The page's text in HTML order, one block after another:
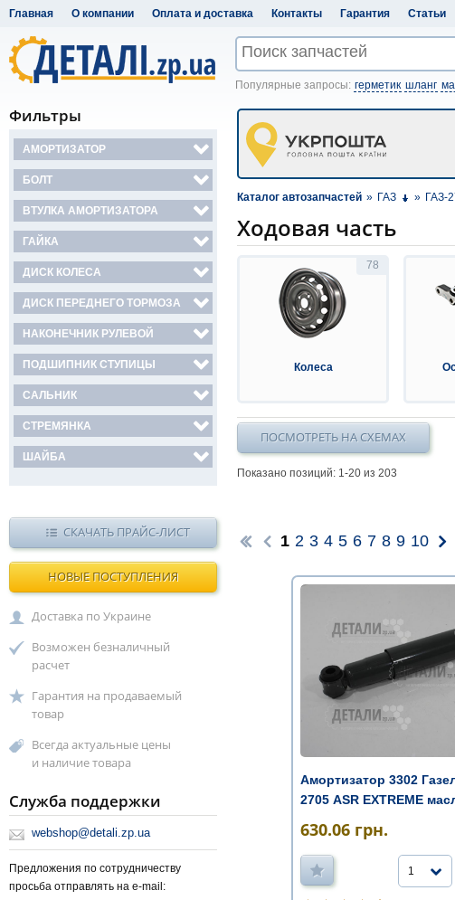
Главная О компании Оплата и доставка Контакты Гарантия Статьи
Популярные запросы: герметик шланг
Каталог автозапчастей » ГАЗ » ГАЗ-
Ходовая часть
78
Колеса
ПОСМОТРЕТЬ НА СХЕМАХ
Показано позиций: 1-20 из 203
1 2 3 4 5 6 7 8 9 10
Амортизатор 3302
2705 ASR EXTREME
630.06 грн.
1
Фильтры
АМОРТИЗАТОР
БОЛТ
ВТУЛКА АМОРТИЗАТОРА
ГАЙКА
ДИСК КОЛЕСА
ДИСК ПЕРЕДНЕГО ТОРМОЗА
НАКОНЕЧНИК РУЛЕВОЙ
ПОДШИПНИК СТУПИЦЫ
САЛЬНИК
СТРЕМЯНКА
ШАЙБА
СКАЧАТЬ ПРАЙС-ЛИСТ
НОВЫЕ ПОСТУПЛЕНИЯ
Доставка по Украине
Возможен безналичный
расчет
Гарантия на продаваемый
товар
Всегда актуальные цены
и наличие товара
Служба поддержки
webshop@detali.zp.ua
Предложения по сотрудничеству
просьба отправлять на e-mail: